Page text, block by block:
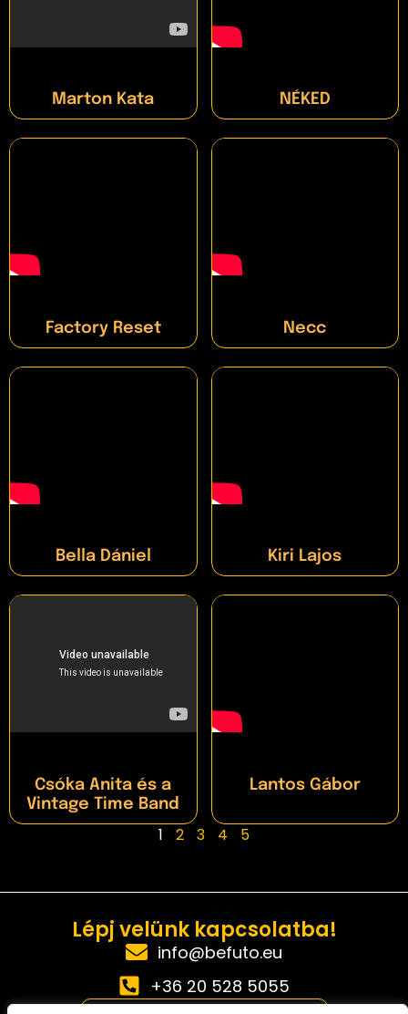
Marton Kata NÉKED
Factory Reset Necc
Bella Dániel Kiri Lajos
Csóka Anita és a
Vintage Time Band
Lantos Gábor
1 2 3 4 5
Lépj velünk kapcsolatba!
info@befuto.eu
+36 20 528 5055